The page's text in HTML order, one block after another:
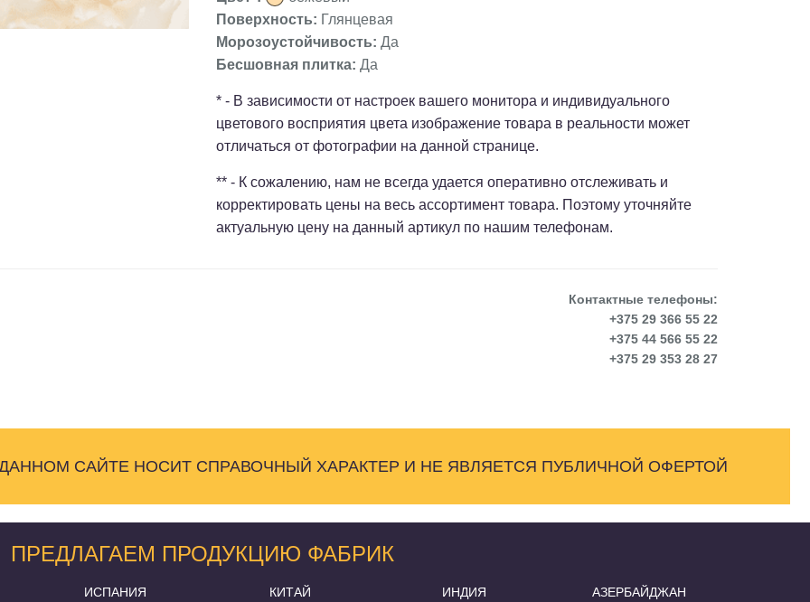
Поверхность: Глянцевая
Морозоустойчивость: Да
Бесшовная плитка: Да
* - В зависимости от настроек вашего монитора и индивидуального
цветового восприятия цвета изображение товара в реальности может
отличаться от фотографии на данной странице.
** - К сожалению, нам не всегда удается оперативно отслеживать и
корректировать цены на весь ассортимент товара. Поэтому уточняйте
актуальную цену на данный артикул по нашим телефонам.
Контактные телефоны:
+375 29 366 55 22
+375 44 566 55 22
+375 29 353 28 27
САЙТЕ НОСИТ СПРАВОЧНЫЙ ХАРАКТЕР И НЕ ЯВЛЯЕТСЯ ПУБЛИЧНОЙ ОФЕРТОЙ
ПРЕДЛАГАЕМ ПРОДУКЦИЮ ФАБРИК
ИСПАНИЯ КИТАЙ ИНДИЯ АЗЕРБАЙДЖАН